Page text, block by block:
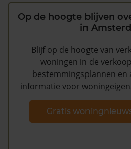
Op de hoogte blijven
in
Blijf op de hoogte van
woningen in de
bestemmingsplannen en
informatie voor
Gratis